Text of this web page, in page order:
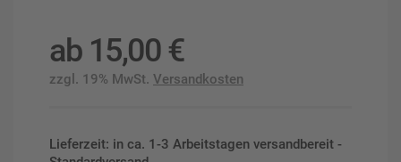
ab 15,00 €
zzgl. 19% MwSt. Versandkosten
Lieferzeit: in ca. 1-3 Arbeitstagen versandbereit -